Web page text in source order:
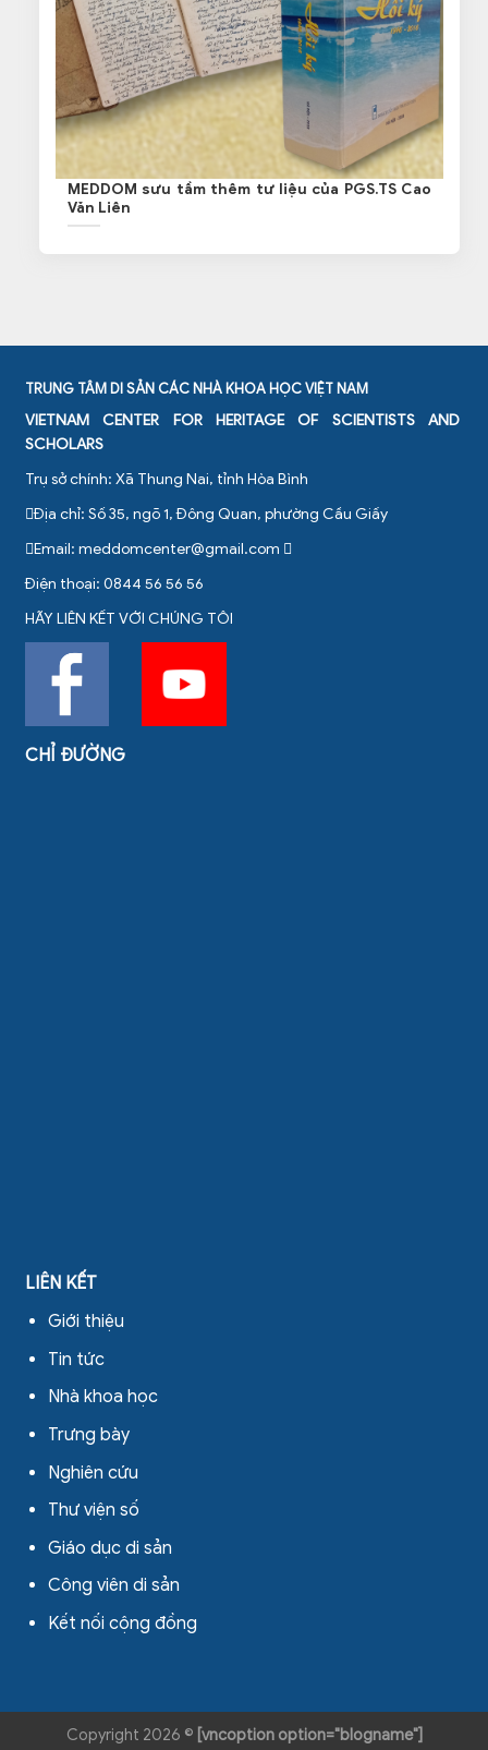
MEDDOM sưu tầm thêm tư liệu của PGS.TS Cao
Văn Liên
TRUNG TÂM DI SẢN CÁC NHÀ KHOA HỌC VIỆT NAM
VIETNAM CENTER FOR HERITAGE OF SCIENTISTS AND
SCHOLARS
Trụ sở chính: Xã Thung Nai, tỉnh Hòa Bình
Địa chỉ: Số 35, ngõ 1, Đông Quan, phường Cầu Giấy
Email: meddomcenter@gmail.com
Điện thoại: 0844 56 56 56
HÃY LIÊN KẾT VỚI CHÚNG TÔI
CHỈ ĐƯỜNG
LIÊN KẾT
Giới thiệu
Tin tức
Nhà khoa học
Trưng bày
Nghiên cứu
Thư viện số
Giáo dục di sản
Công viên di sản
Kết nối cộng đồng
Copyright 2026 © [vncoption option="blogname"]